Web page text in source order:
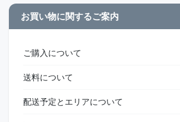
お買い物に関するご案内
ご購入について
送料について
配送予定とエリアについて